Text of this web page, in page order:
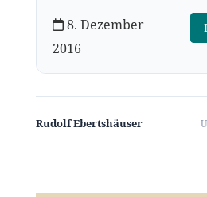
8. Dezember
2016
Rudolf Ebertshäuser